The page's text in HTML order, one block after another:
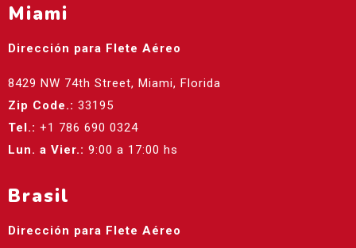
Miami
Dirección para Flete Aéreo
8429 NW 74th Street, Miami, Florida
Zip Code.: 33195
Tel.: +1 786 690 0324
Lun. a Vier.: 9:00 a 17:00 hs
Brasil
Dirección para Flete Aéreo